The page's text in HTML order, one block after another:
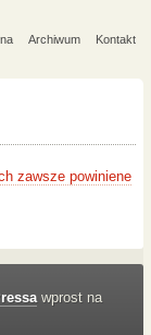
Archiwum Kontakt
zawsze powiniene
wprost na